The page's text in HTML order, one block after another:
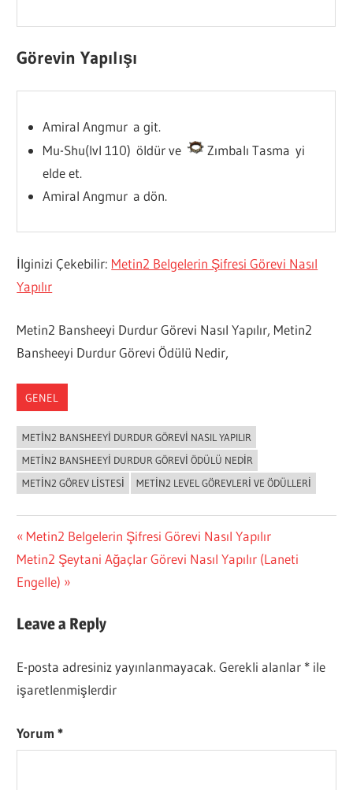
Görevin Yapılışı
Amiral Angmur a git.
Mu-Shu(lvl 110) öldür ve
Zımbalı Tasma yi
elde et.
Amiral Angmur a dön.
İlginizi Çekebilir: Metin2 Belgelerin Şifresi Görevi Nasıl
Yapılır
Metin2 Bansheeyi Durdur Görevi Nasıl Yapılır, Metin2
Bansheeyi Durdur Görevi Ödülü Nedir,
GENEL
METIN2 BANSHEEYI DURDUR GÖREVI NASIL YAPILIR
METIN2 BANSHEEYI DURDUR GÖREVI ÖDÜLÜ NEDIR
METIN2 GÖREV LISTESI
METIN2 LEVEL GÖREVLERI VE ÖDÜLLERI
Yazı
gezinmesi
Previous
Post:
Metin2 Belgelerin Şifresi Görevi Nasıl Yapılır
Next
Post:
Metin2 Şeytani Ağaçlar Görevi Nasıl Yapılır (Laneti
Engelle)
Leave a Reply
E-posta adresiniz yayınlanmayacak. Gerekli alanlar * ile
işaretlenmişlerdir
Yorum*